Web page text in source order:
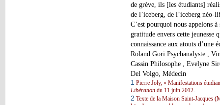
de grève, ils [les étudiants]
de l’iceberg, de l’iceberg néo-
C’est pourquoi nous appelons
gratitude envers cette jeunesse
connaissance aux atouts d’une
Roland Gori Psychanalyste ,
Cassin Philosophe , Evelyne
Del Volgo, Médecin
1 Pierre Joly, « Manifestations
Libérationdu 11 juin 2012.
2 Texte de la Maison Saint-Jacques